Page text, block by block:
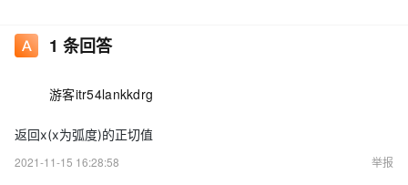
1 条回答
游客itr54lankkdrg
返回x(x为弧度)的正切值
2021-11-15 16:28:58
举报